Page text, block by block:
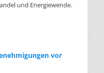
und Energiewende.
vor